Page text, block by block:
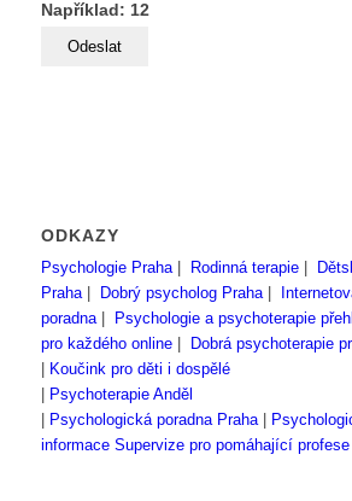
Například: 12
ODKAZY
Psychologie Praha| Rodinná terapie|
Praha| Dobrý psycholog Praha|
poradna| Psychologie a psychoterapie
pro každého online|
Dobrá psychoterapie
Koučink pro děti i dospělé
Psychoterapie Anděl
Psychologická poradna Praha|
informace Supervize pro pomáhající profese